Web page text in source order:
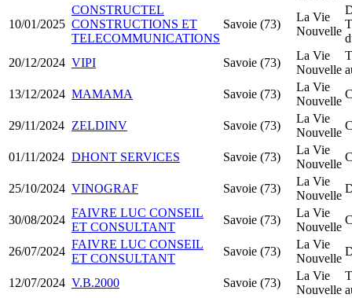
10/01/2025
CONSTRUCTEL
CONSTRUCTIONS ET
TELECOMMUNICATIONS
Savoie (73)
La Vie
Nouvelle
20/12/2024 VIPI Savoie (73)
La Vie
Nouvelle
13/12/2024 MAMAMA Savoie (73)
La Vie
Nouvelle
29/11/2024 ZELDINV Savoie (73)
La Vie
Nouvelle
01/11/2024 DHONT SERVICES Savoie (73)
La Vie
Nouvelle
25/10/2024 VINOGRAF Savoie (73)
La Vie
Nouvelle
30/08/2024
FAIVRE LUC CONSEIL
ET CONSULTANT
Savoie (73)
La Vie
Nouvelle
26/07/2024
FAIVRE LUC CONSEIL
ET CONSULTANT
Savoie (73)
La Vie
Nouvelle
12/07/2024 V.B.2000 Savoie (73)
La Vie
Nouvelle